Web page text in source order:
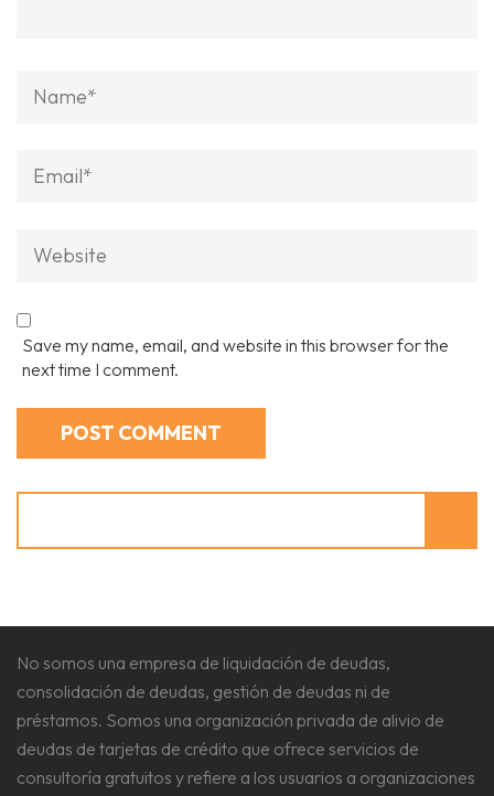
Save my name, email, and website in this browser for the
next time I comment.
No somos una empresa de liquidación de deudas,
consolidación de deudas, gestión de deudas ni de
préstamos. Somos una organización privada de alivio de
deudas de tarjetas de crédito que ofrece servicios de
consultoría gratuitos y refiere a los usuarios a organizaciones